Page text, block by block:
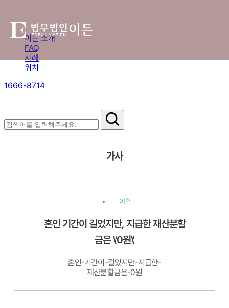
이든 소개
FAQ
사례
위치
1666-8714
가사
이혼
혼인 기간이 길었지만, 지급한 재산분할
금은 \'0원\'
혼인-기간이-길었지만-지급한-
재산분할금은-0원